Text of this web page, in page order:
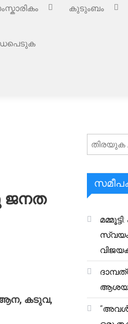
കുടുംബം
ജനത
ആന, കടുവ,
സ്വയം
“അവൾ